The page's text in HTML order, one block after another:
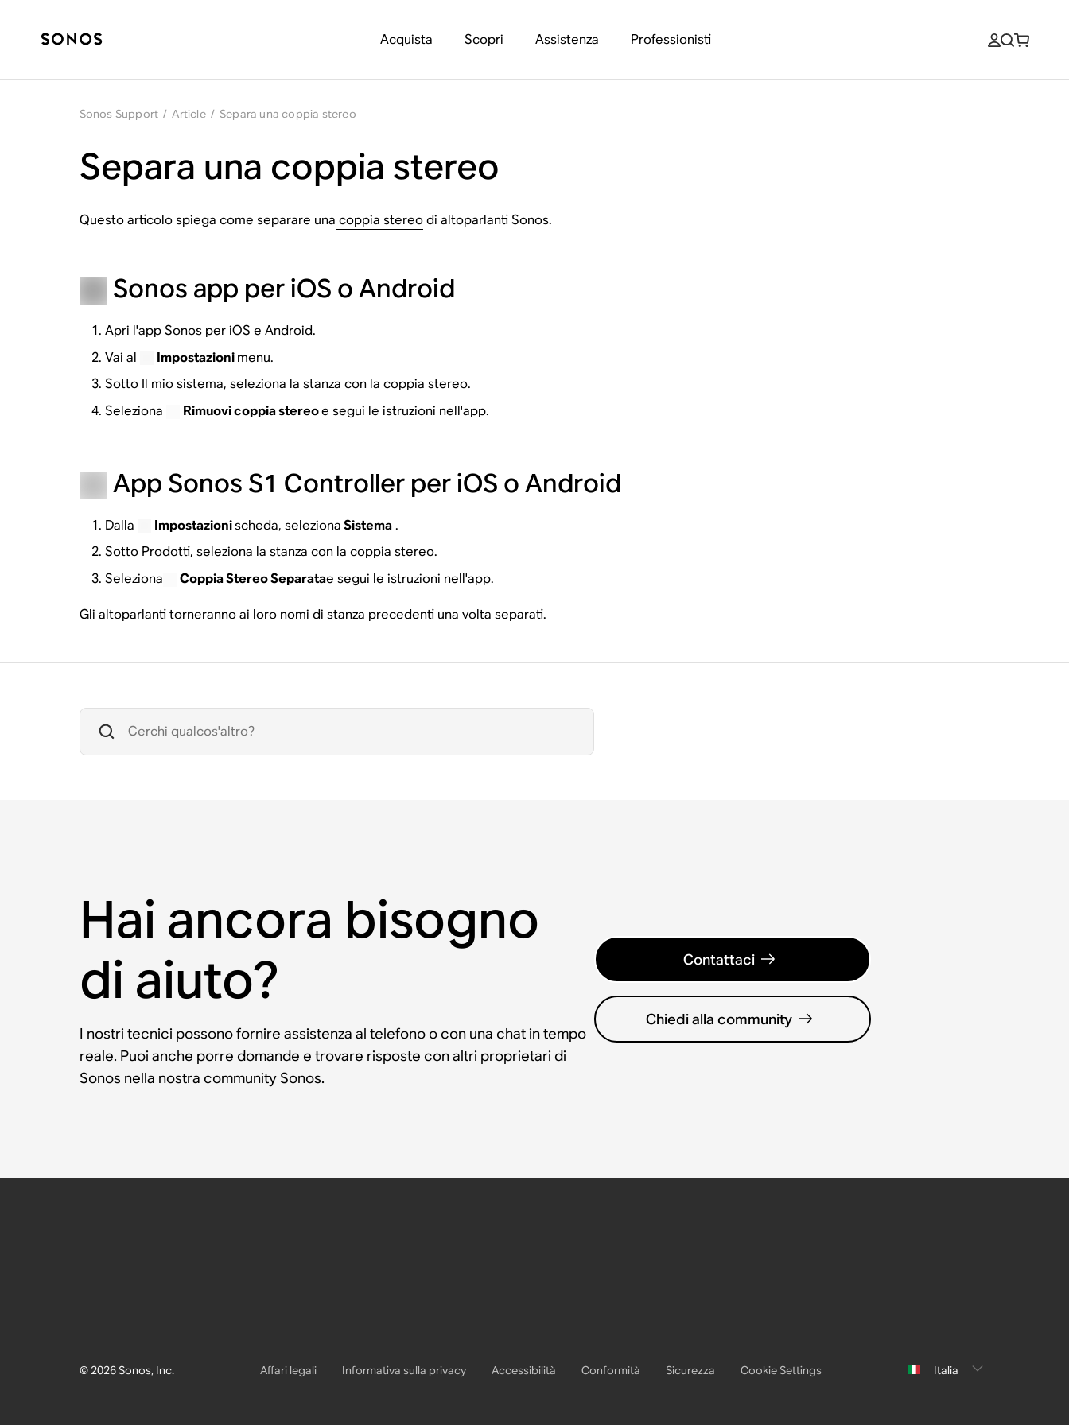
Acquista Scopri Assistenza Professionisti
Sonos Support / Article / Separa una coppia stereo
Separa una coppia stereo
Questo articolo spiega come separare una coppia stereodi altoparlanti Sonos.
Sonos app per iOS o Android
Apri l'app Sonos per iOS e Android.
Vai al
Impostazionimenu.
Sotto Il mio sistema, seleziona la stanza con la coppia stereo.
Seleziona
Rimuovi coppia stereoe segui le istruzioni nell'app.
App Sonos S1 Controller per iOS o Android
Dalla Impostazionischeda, selezionaSistema.
Sotto Prodotti, seleziona la stanza con la coppia stereo.
Seleziona
Coppia Stereo Separatae segui le istruzioni nell'app.
Gli altoparlanti torneranno ai loro nomi di stanza precedenti una volta separati.
Hai ancora bisogno
di aiuto?
I nostri tecnici possono fornire assistenza al telefono o con una chat in tempo
reale. Puoi anche porre domande e trovare risposte con altri proprietari di
Sonos nella nostra community Sonos.
Contattaci
Chiedi alla community
© 2026 Sonos, Inc. Affari legali Informativa sulla privacy Accessibilità Conformità Sicurezza Cookie Settings Italia